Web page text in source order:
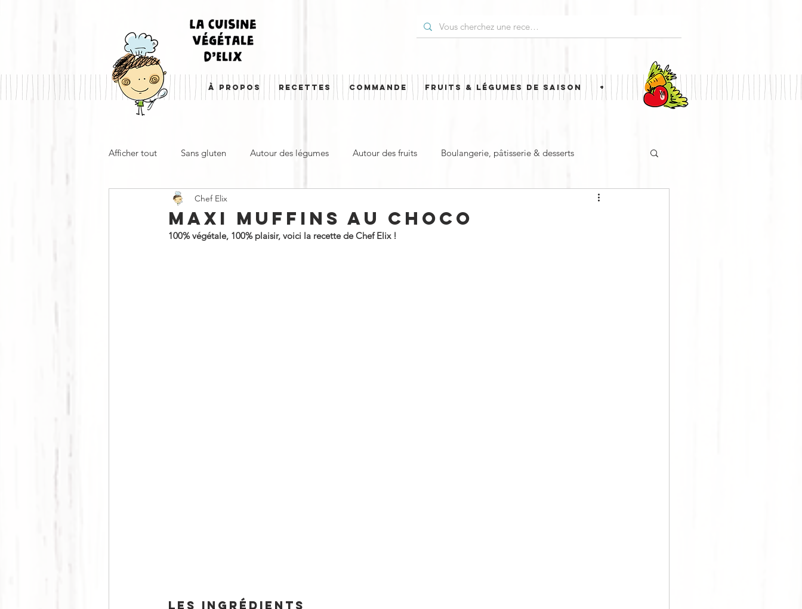
À PROPOS RECETTES COMMANDE FRUITS & LÉGUMES DE SAISON +
Afficher tout Sans gluten Autour des légumes Autour des fruits Boulangerie, pâtisserie & desserts
Entrée, apéro & accompagnement
MAXI MUFFINS AU CHOCO
Chef Elix
100% végétale, 100% plaisir, voici la recette de Chef Elix !
LES INGRÉDIENTS